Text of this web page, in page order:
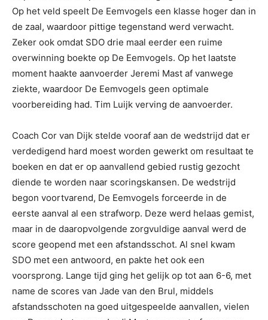
Op het veld speelt De Eemvogels een klasse hoger dan in
de zaal, waardoor pittige tegenstand werd verwacht.
Zeker ook omdat SDO drie maal eerder een ruime
overwinning boekte op De Eemvogels. Op het laatste
moment haakte aanvoerder Jeremi Mast af vanwege
ziekte, waardoor De Eemvogels geen optimale
voorbereiding had. Tim Luijk verving de aanvoerder.
Coach Cor van Dijk stelde vooraf aan de wedstrijd dat er
verdedigend hard moest worden gewerkt om resultaat te
boeken en dat er op aanvallend gebied rustig gezocht
diende te worden naar scoringskansen. De wedstrijd
begon voortvarend, De Eemvogels forceerde in de
eerste aanval al een strafworp. Deze werd helaas gemist,
maar in de daaropvolgende zorgvuldige aanval werd de
score geopend met een afstandsschot. Al snel kwam
SDO met een antwoord, en pakte het ook een
voorsprong. Lange tijd ging het gelijk op tot aan 6-6, met
name de scores van Jade van den Brul, middels
afstandsschoten na goed uitgespeelde aanvallen, vielen